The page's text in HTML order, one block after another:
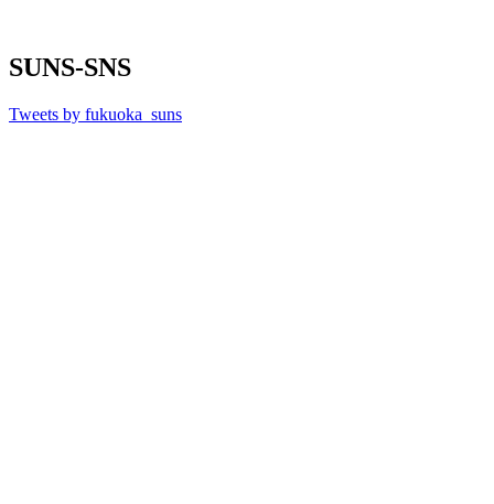
SUNS-SNS
Tweets by fukuoka_suns